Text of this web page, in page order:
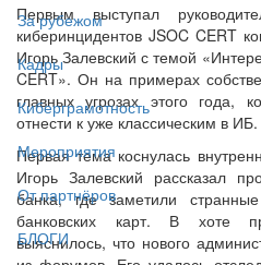
За рубежом
Кадры
Киберграмотность
Мероприятия
От партнёров
БЛОГИ
Первым выступал
киберинцидентов JSOC CERT
Игорь Залевский с темой
CERT». Он на примерах
главных угрозах этого года,
отнести к уже классическим в ИБ.
Первая тема коснулась
Игорь Залевский рассказал
банка, где заметили
банковских карт. В хоте
выяснилось, что нового